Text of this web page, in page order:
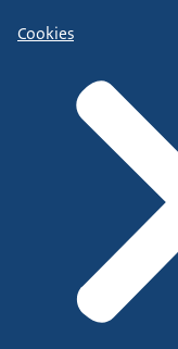
Cookies